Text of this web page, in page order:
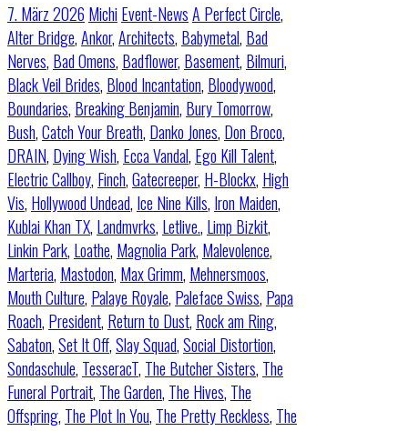
7. März 2026 Michi Event-NewsA Perfect Circle,
Alter Bridge,Ankor,Architects, Babymetal, Bad
Nerves, Bad Omens, Badflower, Basement, Bilmuri,
Black Veil Brides, Blood Incantation, Bloodywood,
Boundaries, Breaking Benjamin, Bury Tomorrow,
Bush,Catch Your Breath, Danko Jones, Don Broco,
DRAIN, Dying Wish, Ecca Vandal, Ego Kill Talent,
Electric Callboy, Finch,Gatecreeper, H-Blockx, High
Vis, Hollywood Undead, Ice Nine Kills, Iron Maiden,
Kublai Khan TX, Landmvrks, Letlive., Limp Bizkit,
Linkin Park, Loathe, Magnolia Park, Malevolence,
Marteria, Mastodon, Max Grimm, Mehnersmoos,
Mouth Culture, Palaye Royale, Paleface Swiss, Papa
Roach, President, Return to Dust, Rock am Ring,
Sabaton,Set It Off,Slay Squad,Social Distortion,
Sondaschule, TesseracT, The Butcher Sisters, The
Funeral Portrait, The Garden, The Hives, The
Offspring, The Plot In You, The Pretty Reckless, The